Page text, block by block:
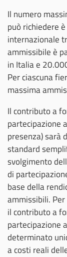
Il numero
può richiedere
internazionale
ammissibile è
in Italia e
Per ciascuna
massima
Il contributo a
partecipazione
presenza) sarà
standard
svolgimento
di
base della
ammissibili.
il contributo a
partecipazione
determinato
a costi reali